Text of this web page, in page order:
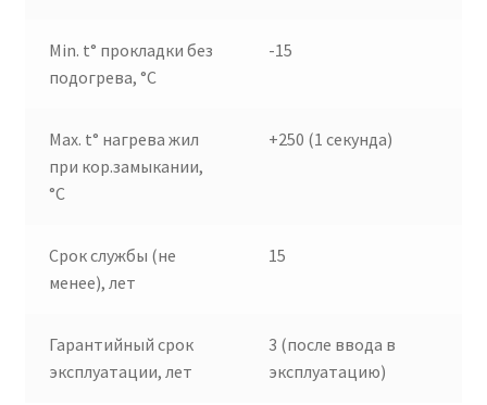
Min. t° прокладки без
подогрева, °C
-15
Max. t° нагрева жил
при кор.замыкании,
°C
+250 (1 секунда)
Срок службы (не
менее), лет
15
Гарантийный срок
эксплуатации, лет
3 (после ввода в
эксплуатацию)